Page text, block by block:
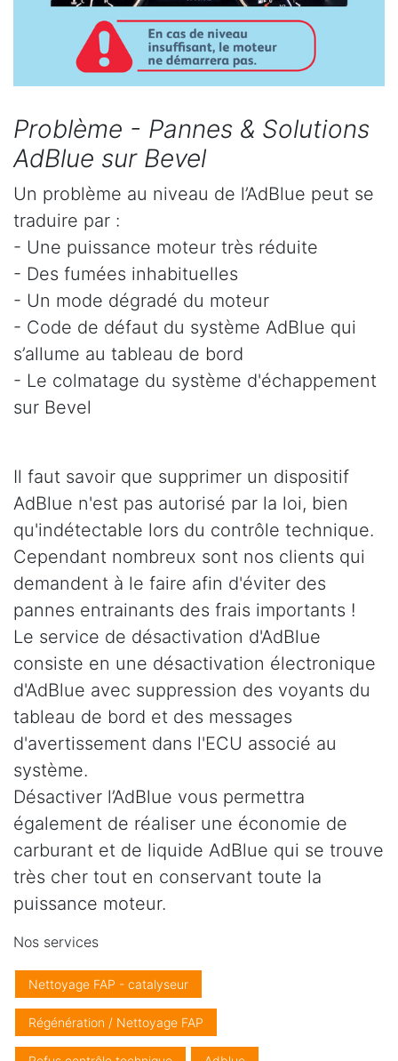
Problème - Pannes & Solutions
AdBlue sur Bevel
Un problème au niveau de l’AdBlue peut se
traduire par :
- Une puissance moteur très réduite
- Des fumées inhabituelles
- Un mode dégradé du moteur
- Code de défaut du système AdBlue qui
s’allume au tableau de bord
- Le colmatage du système d'échappement
sur Bevel
Il faut savoir que supprimer un dispositif
AdBlue n'est pas autorisé par la loi, bien
qu'indétectable lors du contrôle technique.
Cependant nombreux sont nos clients qui
demandent à le faire afin d'éviter des
pannes entrainants des frais importants !
Le service de désactivation d'AdBlue
consiste en une désactivation électronique
d'AdBlue avec suppression des voyants du
tableau de bord et des messages
d'avertissement dans l'ECU associé au
système.
Désactiver l’AdBlue vous permettra
également de réaliser une économie de
carburant et de liquide AdBlue qui se trouve
très cher tout en conservant toute la
puissance moteur.
Nos services
Nettoyage FAP - catalyseur
Régénération / Nettoyage FAP